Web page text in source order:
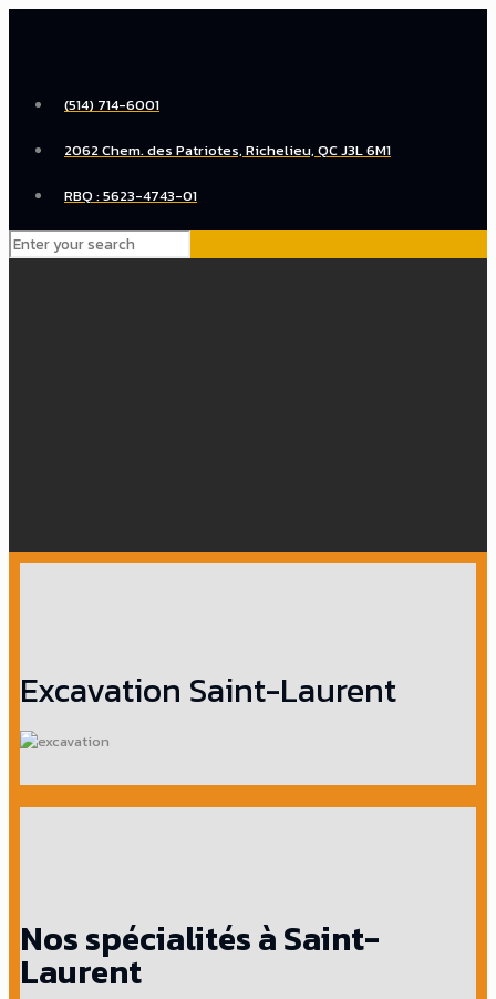
(514) 714-6001
2062 Chem. des Patriotes, Richelieu, QC J3L 6M1
RBQ : 5623-4743-01
Excavation Saint-Laurent
Nos spécialités à Saint-
Laurent